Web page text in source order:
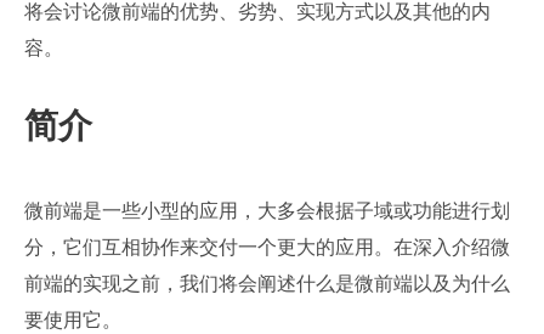
将会讨论微前端的优势、劣势、实现方式以及其他的内
容。
简介
微前端是一些小型的应用，大多会根据子域或功能进行划
分，它们互相协作来交付一个更大的应用。在深入介绍微
前端的实现之前，我们将会阐述什么是微前端以及为什么
要使用它。